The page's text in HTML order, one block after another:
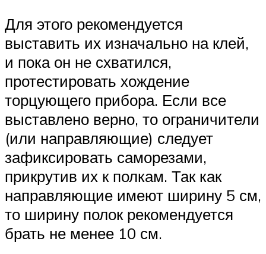
Для этого рекомендуется
выставить их изначально на клей,
и пока он не схватился,
протестировать хождение
торцующего прибора. Если все
выставлено верно, то ограничители
(или направляющие) следует
зафиксировать саморезами,
прикрутив их к полкам. Так как
направляющие имеют ширину 5 см,
то ширину полок рекомендуется
брать не менее 10 см.